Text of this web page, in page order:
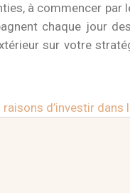
à commencer par
chaque jour
sur votre
d’investir dans